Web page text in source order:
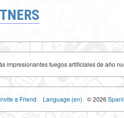
impresionantes fuegos artificiales de año
Invite a Friend Language (en) © 2026